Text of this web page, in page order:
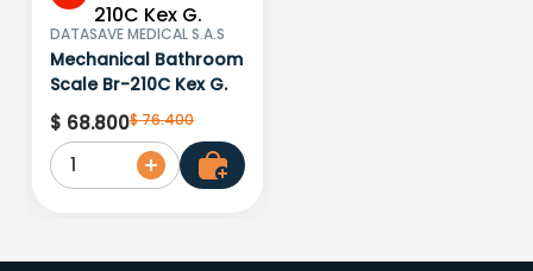
DATASAVE MEDICAL S.A.S
Mechanical Bathroom
Scale Br-210C Kex G.
$ 68.800$76.400
1